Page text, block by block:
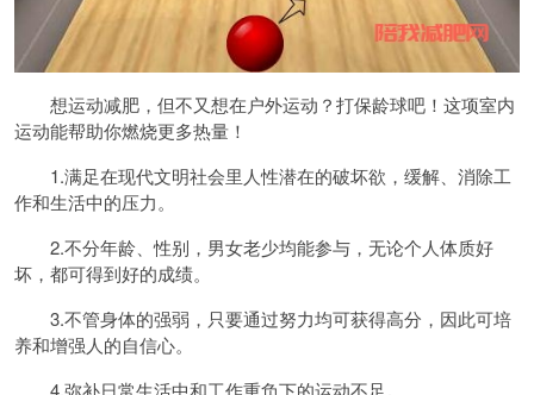
想运动减肥，但不又想在户外运动？打保龄球吧！这项室内
运动能帮助你燃烧更多热量！
1.满足在现代文明社会里人性潜在的破坏欲，缓解、消除工
作和生活中的压力。
2.不分年龄、性别，男女老少均能参与，无论个人体质好
坏，都可得到好的成绩。
3.不管身体的强弱，只要通过努力均可获得高分，因此可培
养和增强人的自信心。
4.弥补日常生活中和工作重负下的运动不足。